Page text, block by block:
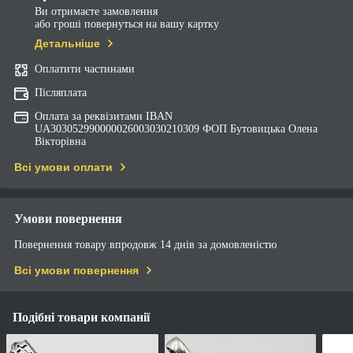
Ви отримаєте замовлення
або гроші повернуться на вашу картку
Детальніше
Оплатити частинами
Післяплата
Оплата за реквізитами IBAN
UA303052990000026003030210309 ФОП Бутовицька Олена
Вікторівна
Всі умови оплати
Умови повернення
Повернення товару впродовж 14 днів за домовленістю
Всі умови повернення
Подібні товари компанії